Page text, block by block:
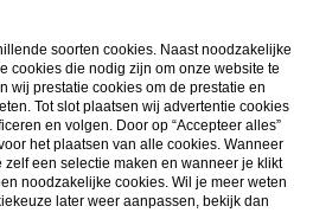
groei ook mee en maak
soorten cookies. Naast noodzakelijke
cookies die nodig zijn om onze website te
wij prestatie cookies om de prestatie en
Tot slot plaatsen wij advertentie cookies
en volgen. Door op “Accepteer alles”
het plaatsen van alle cookies. Wanneer
een selectie maken en wanneer je klikt
noodzakelijke cookies. Wil je meer weten
later weer aanpassen, bekijk dan